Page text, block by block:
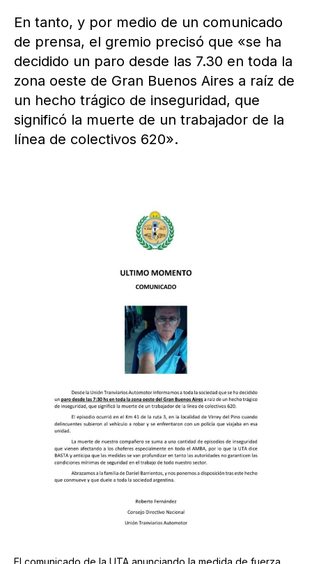
En tanto, y por medio de un comunicado
de prensa, el gremio precisó que «se ha
decidido un paro desde las 7.30 en toda la
zona oeste de Gran Buenos Aires a raíz de
un hecho trágico de inseguridad, que
significó la muerte de un trabajador de la
línea de colectivos 620».
El comunicado de la UTA anunciando la medida de fuerza.